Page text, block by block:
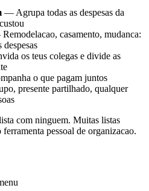
— Agrupa todas as despesas da
casamento, mudanca:
despesas
os teus colegas e divide as
o que pagam juntos
presente partilhado, qualquer
com ninguem. Muitas listas
pessoal de organizacao.